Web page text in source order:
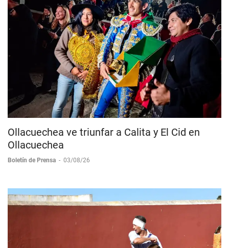
Ollacuechea ve triunfar a Calita y El Cid en
Ollacuechea
Boletín de Prensa - 03/08/26